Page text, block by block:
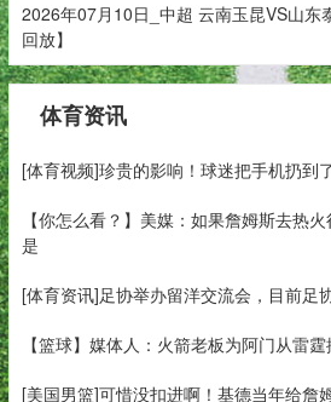
2026年07月10日_中超 云南玉昆VS山东
回放】
体育资讯
[体育视频]珍贵的影响！球迷把手机扔到
【你怎么看？】美媒：如果詹姆斯去热
是
[体育资讯]足协举办留洋交流会，目前足
【篮球】媒体人：火箭老板为阿门从雷
[美国男篮]可惜没扣进啊！基德当年给詹